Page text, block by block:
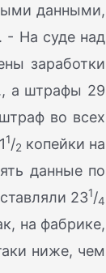
данными,
- На суде над
заработки
а штрафы 29
во всех
1/2 копейки на
данные по
231/4
на фабрике,
ниже, чем